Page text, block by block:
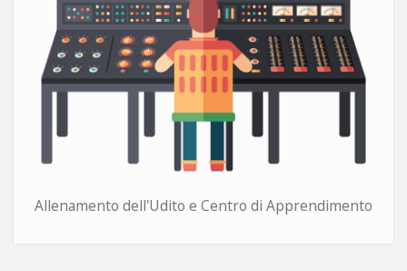
Allenamento dell'Udito e Centro di Apprendimento